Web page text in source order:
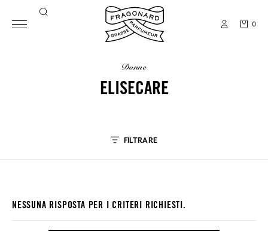
0
donne
ELISECARE
FILTRARE
NESSUNA RISPOSTA PER I CRITERI RICHIESTI.